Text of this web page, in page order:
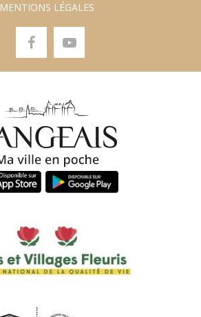
MENTIONS LÉGALES